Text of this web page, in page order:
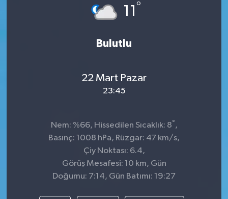
11°
Bulutlu
22 Mart Pazar
23:45
Nem: %66, Hissedilen Sıcaklık: 8° ,
Basınç: 1008 hPa, Rüzgar: 47 km/s,
Çiy Noktası: 6.4,
Görüş Mesafesi: 10 km, Gün
Doğumu: 7:14, Gün Batımı: 19:27